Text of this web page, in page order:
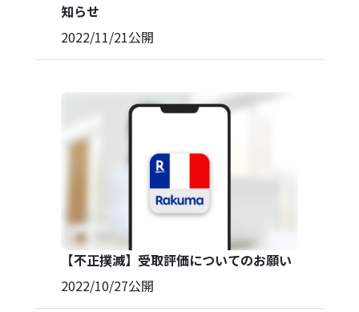
知らせ
2022/11/21公開
【不正撲滅】受取評価についてのお願い
2022/10/27公開